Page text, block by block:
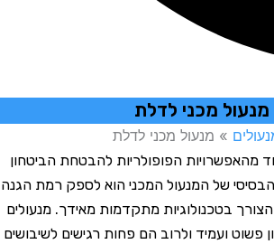
מנעול מכני לדלת
» מנעול מכני לדלת
הפופולריות להבטחת הביטחון
של המנעול המכני הוא לספק רמת הגנה
בטכנולוגיות מתקדמות מאידך. מנעולים
ועמיד ולרוב הם פחות רגישים לשיבושים